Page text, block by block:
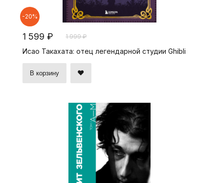
-20%
1 599 ₽ 1 999 ₽
Исао Такахата: отец легендарной студии Ghibli
В корзину